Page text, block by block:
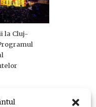
la Cluj-